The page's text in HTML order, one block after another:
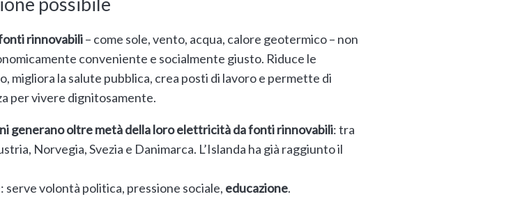
rinnovabili– come sole, vento, acqua, calore geotermico – non
conveniente e socialmente giusto. Riduce le
migliora la salute pubblica, crea posti di lavoro e permette di
per vivere dignitosamente.
generano oltre metà della loro elettricità da fonti rinnovabili: tra
Norvegia, Svezia e Danimarca. L’Islanda ha già raggiunto il
volontà politica, pressione sociale, educazione.